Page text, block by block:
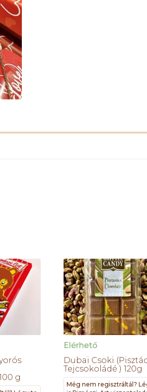
g
Elérhető
Dubai Csoki
Tejcsokoládé ) 120g
Még nem regisztráltál?